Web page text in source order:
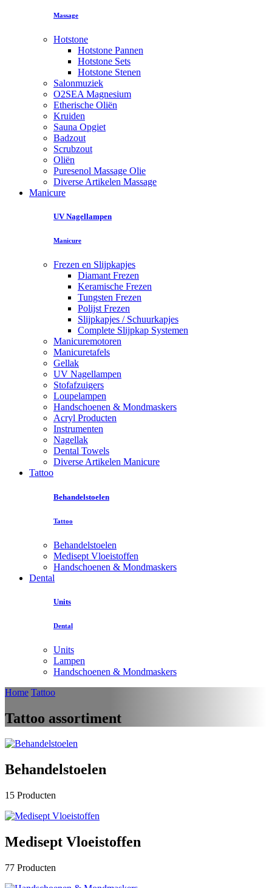
Massage
Hotstone
Hotstone Pannen
Hotstone Sets
Hotstone Stenen
Salonmuziek
O2SEA Magnesium
Etherische Oliën
Kruiden
Sauna Opgiet
Badzout
Scrubzout
Oliën
Puresenol Massage Olie
Diverse Artikelen Massage
Manicure
UV Nagellampen
Manicure
Frezen en Slijpkapjes
Diamant Frezen
Keramische Frezen
Tungsten Frezen
Polijst Frezen
Slijpkapjes / Schuurkapjes
Complete Slijpkap Systemen
Manicuremotoren
Manicuretafels
Gellak
UV Nagellampen
Stofafzuigers
Loupelampen
Handschoenen & Mondmaskers
Acryl Producten
Instrumenten
Nagellak
Dental Towels
Diverse Artikelen Manicure
Tattoo
Behandelstoelen
Tattoo
Behandelstoelen
Medisept Vloeistoffen
Handschoenen & Mondmaskers
Dental
Units
Dental
Units
Lampen
Handschoenen & Mondmaskers
Home Tattoo
Tattoo assortiment
Behandelstoelen
15 Producten
Medisept Vloeistoffen
77 Producten